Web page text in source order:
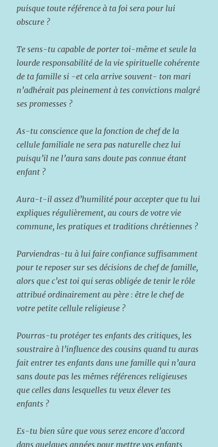
puisque toute référence à ta foi sera pour lui
obscure ?
Te sens-tu capable de porter toi-même et seule la
lourde responsabilité de la vie spirituelle cohérente
de ta famille si -et cela arrive souvent- ton mari
n’adhérait pas pleinement à tes convictions malgré
ses promesses ?
As-tu conscience que la fonction de chef de la
cellule familiale ne sera pas naturelle chez lui
puisqu’il ne l’aura sans doute pas connue étant
enfant ?
Aura-t-il assez d’humilité pour accepter que tu lui
expliques régulièrement, au cours de votre vie
commune, les pratiques et traditions chrétiennes ?
Parviendras-tu à lui faire confiance suffisamment
pour te reposer sur ses décisions de chef de famille,
alors que c’est toi qui seras obligée de tenir le rôle
attribué ordinairement au père : être le chef de
votre petite cellule religieuse ?
Pourras-tu protéger tes enfants des critiques, les
soustraire à l’influence des cousins quand tu auras
fait entrer tes enfants dans une famille qui n’aura
sans doute pas les mêmes références religieuses
que celles dans lesquelles tu veux élever tes
enfants ?
Es-tu bien sûre que vous serez encore d’accord
dans quelques années pour mettre vos enfants